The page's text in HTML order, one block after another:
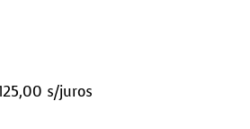
s/juros